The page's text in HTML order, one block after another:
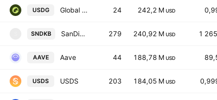
USDG Global Dollar 24 242,2 M USD
SNDKB SanDisk Tokenized bStocks 279 240,92 M USD 1
AAVE Aave 44 188,78 M USD
USDS USDS 203 184,05 M USD